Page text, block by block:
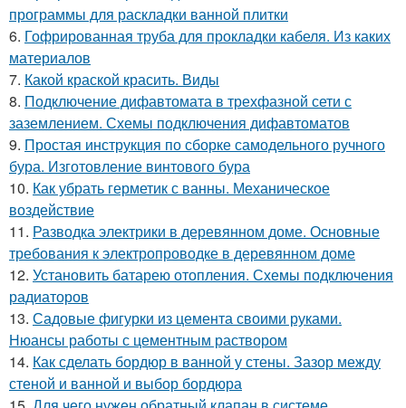
программы для раскладки ванной плитки
6. Гофрированная труба для прокладки кабеля. Из каких
материалов
7. Какой краской красить. Виды
8. Подключение дифавтомата в трехфазной сети с
заземлением. Схемы подключения дифавтоматов
9. Простая инструкция по сборке самодельного ручного
бура. Изготовление винтового бура
10. Как убрать герметик с ванны. Механическое
воздействие
11. Разводка электрики в деревянном доме. Основные
требования к электропроводке в деревянном доме
12. Установить батарею отопления. Схемы подключения
радиаторов
13. Садовые фигурки из цемента своими руками.
Нюансы работы с цементным раствором
14. Как сделать бордюр в ванной у стены. Зазор между
стеной и ванной и выбор бордюра